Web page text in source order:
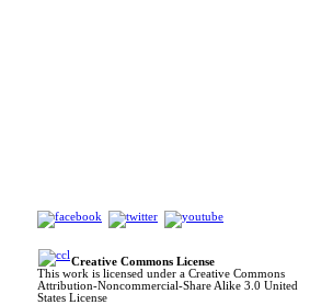
Creative Commons License
This work is licensed under a Creative Commons
Attribution-Noncommercial-Share Alike 3.0 United
States License